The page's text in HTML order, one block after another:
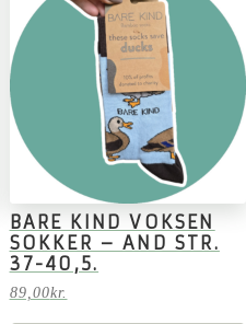
BARE KIND VOKSEN
SOKKER – AND STR.
37-40,5.
89,00kr.